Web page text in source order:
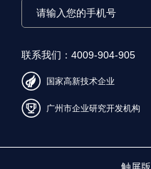
请输入您的手机号
联系我们：4009-904-905
国家高新技术企业
广州市企业研究开发机构